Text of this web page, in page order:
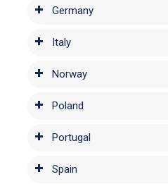
Germany
Italy
Norway
Poland
Portugal
Spain